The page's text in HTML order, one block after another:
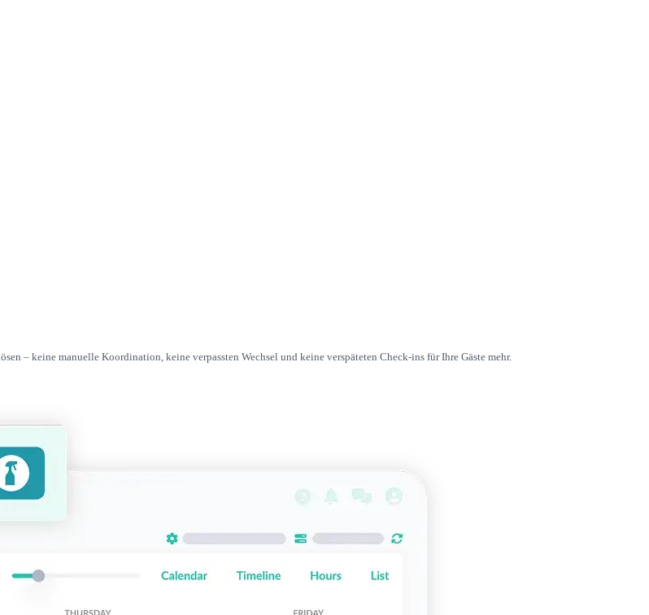
– keine manuelle Koordination, keine verpassten Wechsel und keine verspäteten Check-ins für Ihre Gäste mehr.